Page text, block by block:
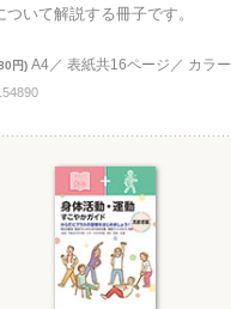
いて解説する冊子です。
円) A4／ 表紙共16ページ／ カラー